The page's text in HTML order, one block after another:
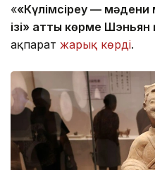
««Күлімсіреу —
ізі» атты көрме Шэньян
ақпарат жарық көрді.